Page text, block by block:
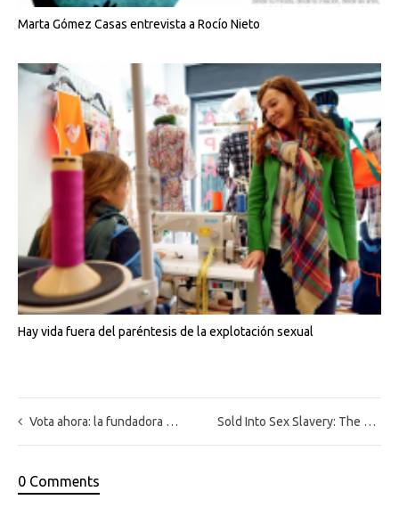
Marta Gómez Casas entrevista a Rocío Nieto
Hay vida fuera del paréntesis de la explotación sexual
Vota ahora: la fundadora y presidenta de Apramp, Rocío Nieto, finalista en el prestigioso premio internacional Women For Change Sold Into Sex Slavery: The Plight Of African Women Migrating To Europe
0 Comments